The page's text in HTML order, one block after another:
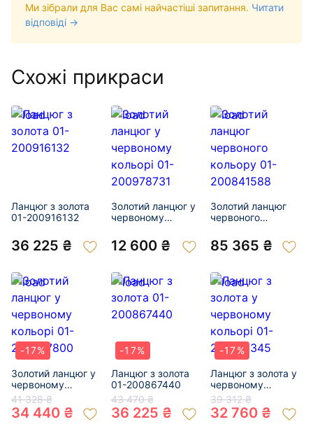
Ми зібрали для Вас самі найчастіші запитання. Читати
відповіді →
Схожі прикраси
Ланцюг з золота
01-200916132
36 225 ₴
Золотий ланцюг у
червоному
200978731
12 600 ₴
Золотий ланцюг
червоного
200841588
85 365 ₴
-17%
Золотий ланцюг у
червоному
кольорі 01-
200627800
41 328 ₴
34 440 ₴
-17%
Ланцюг з золота
01-200867440
43 470 ₴
36 225 ₴
-17%
Ланцюг з золота у
червоному
кольорі 01-
200616345
39 312 ₴
32 760 ₴